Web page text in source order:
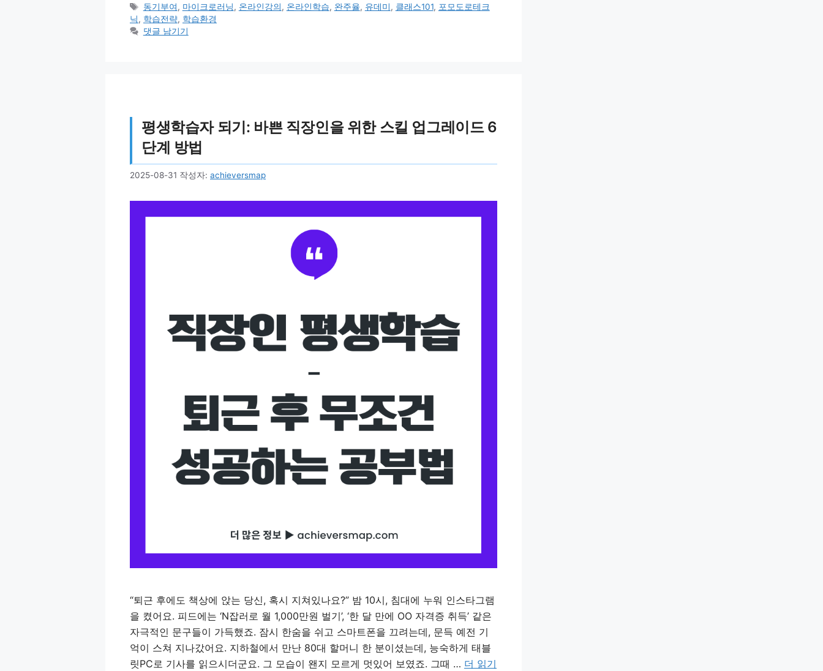
테
고
리
태
그
동기부여, 마이크로러닝, 온라인강의, 온라인학습, 완주율, 유데미, 클래스101, 포모도로테크
닉, 학습전략, 학습환경
댓글 남기기
평생학습자 되기: 바쁜 직장인을 위한 스킬 업그레이드 6
단계 방법
2025-08-31 작성자: achieversmap
“퇴근 후에도 책상에 앉는 당신, 혹시 지쳐있나요?” 밤 10시, 침대에 누워 인스타그램
을 켰어요. 피드에는 ‘N잡러로 월 1,000만원 벌기’, ‘한 달 만에 OO 자격증 취득’ 같은
자극적인 문구들이 가득했죠. 잠시 한숨을 쉬고 스마트폰을 끄려는데, 문득 예전 기
억이 스쳐 지나갔어요. 지하철에서 만난 80대 할머니 한 분이셨는데, 능숙하게 태블
릿PC로 기사를 읽으시더군요. 그 모습이 왠지 모르게 멋있어 보였죠. 그때 … 더 읽기